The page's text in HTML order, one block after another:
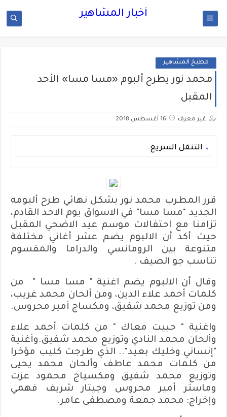
أخبار المشاهير
مطبخ المشاهير
محمد نور يطرح ألبوم «مسا مسا» الأحد
المقبل
غير معرف 16 أغسطس 2018
التنقل السريع
قرر المطرب محمد نور بشكل نهائي طرح ألبومه
الجديد "مسا مسا" في الاسواق يوم الاحد القادم،
تزامنا مع احتفالات موسم عيد الاضحي المقبل
حيث أكد أن الالبوم يضم عشر أغاني مختلفة
متنوعة بين الرومانسي والدراما والمقسوم
تناسب جو الصيف .
وقال أن الالبوم يضم اغنية " مسا مسا " من
كلمات أحمد علاء الدين، ومن ألحان محمد غريب،
ومن توزيع محمد شفيق، ومكساج أمير محروس.
واغنية " حبيت معاك " من كلمات أحمد علاء
وألحان محمد النادي وتوزيع محمد شفيق.وأغنية
"إنساني وخليك بعيد".. الذي طرجت كليب مؤخرا
من كلمات محمد عاطف وألحان محمد يحيى
وتوزيع محمد شفيق ومكسياج محمود عزت
وماستر أمير محروس وجيتار شريف فهمي
وإخراج: محمد جمعة ومصطفى عامر.